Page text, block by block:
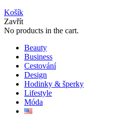
Košík
Zavřít
No products in the cart.
Beauty
Business
Cestování
Design
Hodinky & šperky
Lifestyle
Móda